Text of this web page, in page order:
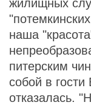
жилищных
наша
питерским
собой в
отказалась.